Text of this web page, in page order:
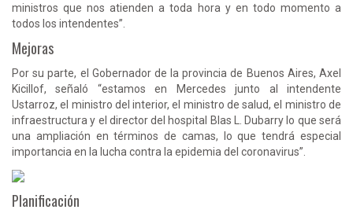
ministros que nos atienden a toda hora y en todo momento a
todos los intendentes”.
Mejoras
Por su parte, el Gobernador de la provincia de Buenos Aires, Axel
Kicillof, señaló “estamos en Mercedes junto al intendente
Ustarroz, el ministro del interior, el ministro de salud, el ministro de
infraestructura y el director del hospital Blas L. Dubarry lo que será
una ampliación en términos de camas, lo que tendrá especial
importancia en la lucha contra la epidemia del coronavirus”.
Planificación